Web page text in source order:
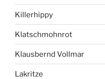
Killerhippy
Klatschmohnrot
Klausbernd Vollmar
Lakritze